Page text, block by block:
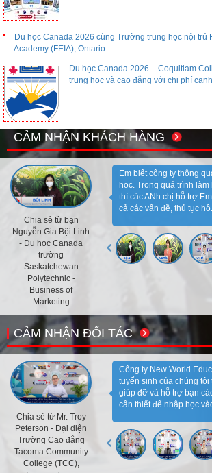
Du học Canada 2026 cùng Trường trung học nội trú
Academy (FEIA), Ontario
Du học Canada 2026 – Coquitlam
trung học và cao đẳng với chi phí
CẢM NHẬN KHÁCH HÀNG
Chia sẻ từ bạn
Nguyễn Gia Bội Linh
- Du học Canada
trường
Saskatchewan
Polytechnic -
Business of
Marketing
Em biết công ty thông
học. Trong quá trình
thì các ANh chị hỗ trợ
cả các vấn đề, thủ tục
CẢM NHẬN ĐỐI TÁC
Chia sẻ từ Mr. Troy
Peterson - Đại diện
Trường Cao đẳng
Tacoma Community
College (TCC),
Công ty New World
tuyển sinh của chúng tôi
giúp đỡ và hỗ trợ bạn
cần thiết để nhập học